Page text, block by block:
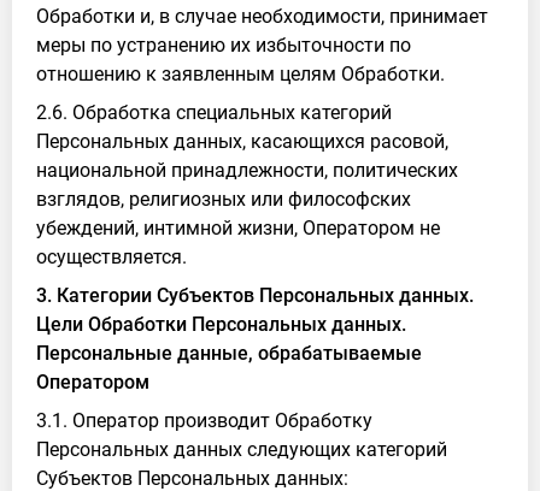
Обработки и, в случае необходимости, принимает
меры по устранению их избыточности по
отношению к заявленным целям Обработки.
2.6. Обработка специальных категорий
Персональных данных, касающихся расовой,
национальной принадлежности, политических
взглядов, религиозных или философских
убеждений, интимной жизни, Оператором не
осуществляется.
3. Категории Субъектов Персональных данных.
Цели Обработки Персональных данных.
Персональные данные, обрабатываемые
Оператором
3.1. Оператор производит Обработку
Персональных данных следующих категорий
Субъектов Персональных данных: